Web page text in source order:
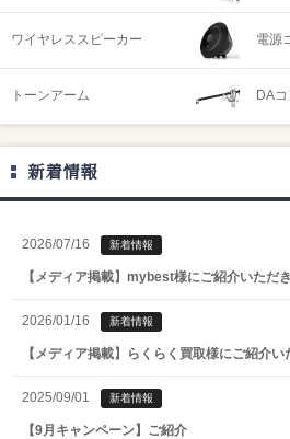
ワイヤレススピーカー 電源
トーンアーム DA
新着情報
2026/07/16 新着情報
【メディア掲載】mybest様にご紹介いただ
2026/01/16 新着情報
【メディア掲載】らくらく買取様にご紹介い
2025/09/01 新着情報
【9月キャンペーン】ご紹介